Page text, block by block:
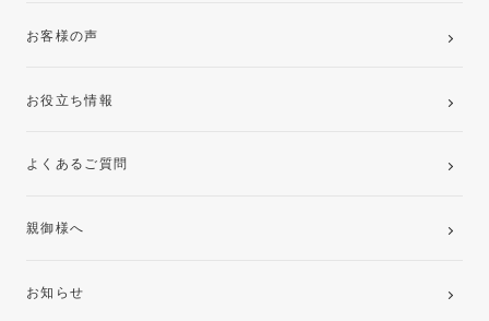
お客様の声
お役立ち情報
よくあるご質問
親御様へ
お知らせ